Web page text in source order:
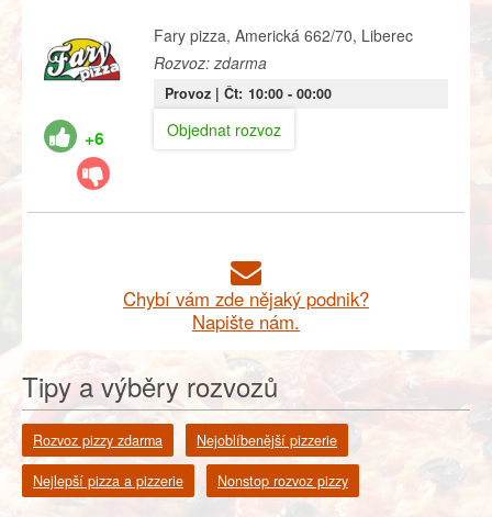
+6
Fary pizza, Americká 662/70, Liberec
Rozvoz: zdarma
Provoz | Čt: 10:00- 00:00
Objednat rozvoz
Chybí vám zde nějaký podnik?
Napište nám.
Tipy a výběry rozvozů
Rozvoz pizzy zdarma Nejoblíbenější pizzerie
Nejlepší pizza a pizzerie Nonstop rozvoz pizzy